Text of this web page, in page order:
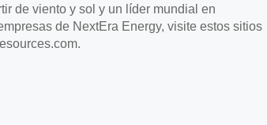
de viento y sol y un líder mundial en
de NextEra Energy, visite estos sitios